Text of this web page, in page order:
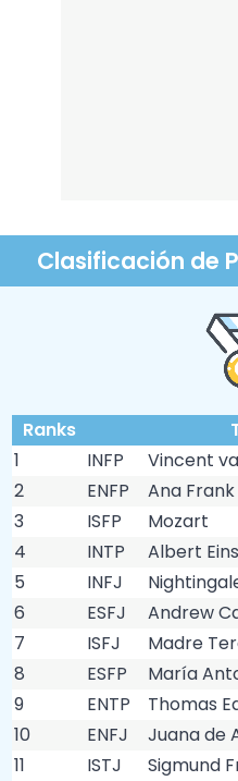
Clasificación de
Ranks
1
INFP Vincent
2
ENFP Ana Frank
3
ISFP Mozart
4
INTP Albert
5
INFJ
6
ESFJ Andrew
7
ISFJ Madre
8
ESFP María
9
ENTP Thomas
10
ENFJ Juana de
11
ISTJ Sigmund